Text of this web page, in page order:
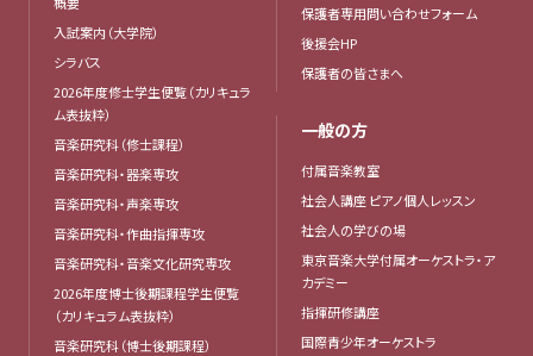
入試案内（大学院）
シラバス
2026年度修士学生便覧（カリキュラ
ム表抜粋）
音楽研究科（修士課程）
音楽研究科・器楽専攻
音楽研究科・声楽専攻
音楽研究科・作曲指揮専攻
音楽研究科・音楽文化研究専攻
2026年度博士後期課程学生便覧
（カリキュラム表抜粋）
音楽研究科（博士後期課程）
保護者専用問い合わせフォーム
後援会HP
保護者の皆さまへ
一般の方
付属音楽教室
社会人講座 ピアノ個人レッスン
社会人の学びの場
東京音楽大学付属オーケストラ・ア
カデミー
指揮研修講座
国際青少年オーケストラ